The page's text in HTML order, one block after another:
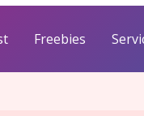
Freebies